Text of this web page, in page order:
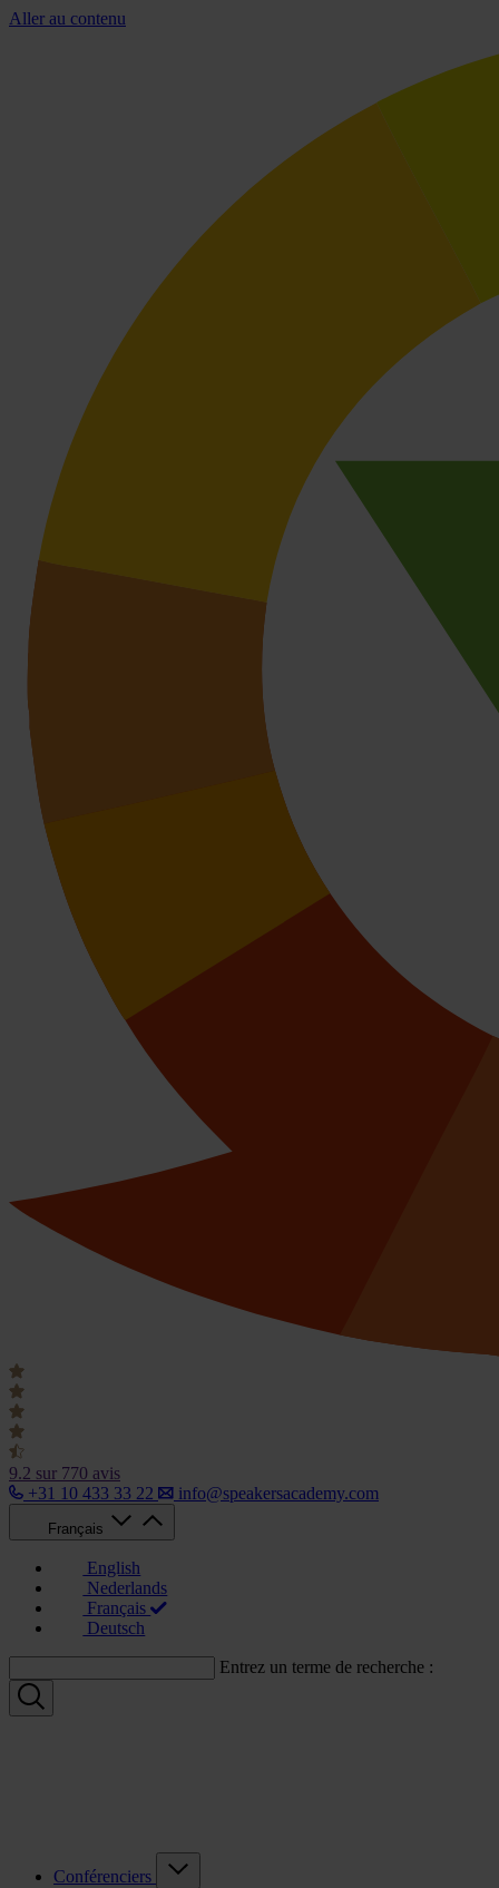
Aller au contenu
9.2 sur 770 avis
+31 10 433 33 22
info@speakersacademy.com
Français
English
Nederlands
Français
Deutsch
Entrez un terme de recherche :
Conférenciers